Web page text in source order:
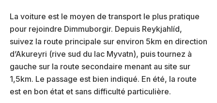
La voiture est le moyen de transport le plus pratique
pour rejoindre Dimmuborgir. Depuis Reykjahlíd,
suivez la route principale sur environ 5km en direction
d’Akureyri (rive sud du lac Myvatn), puis tournez à
gauche sur la route secondaire menant au site sur
1,5km. Le passage est bien indiqué. En été, la route
est en bon état et sans difficulté particulière.